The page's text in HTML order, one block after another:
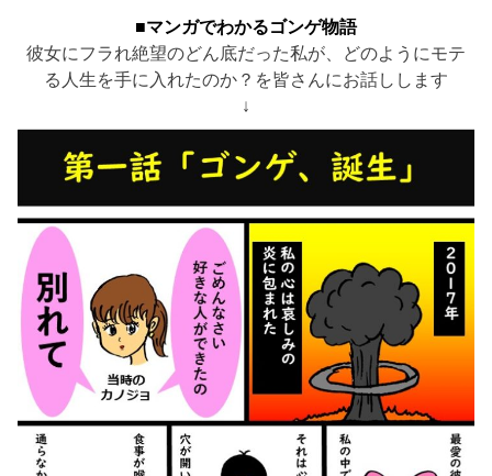
■マンガでわかるゴンゲ物語
彼女にフラれ絶望のどん底だった私が、どのようにモテ
る人生を手に入れたのか？を皆さんにお話しします
↓